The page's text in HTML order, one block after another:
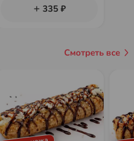
335 ₽
Смотреть все